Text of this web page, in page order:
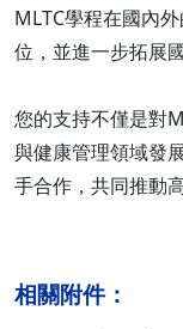
MLTC學程在國內
位，並進一步拓展
您的支持不僅是對
與健康管理領域發
手合作，共同推動
相關附件：